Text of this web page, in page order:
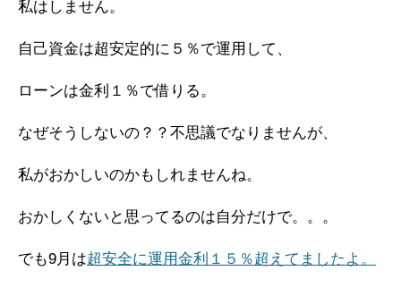
私はしません。
自己資金は超安定的に５％で運用して、
ローンは金利１％で借りる。
なぜそうしないの？？不思議でなりませんが、
私がおかしいのかもしれませんね。
おかしくないと思ってるのは自分だけで。。。
でも9月は超安全に運用金利１５％超えてましたよ。